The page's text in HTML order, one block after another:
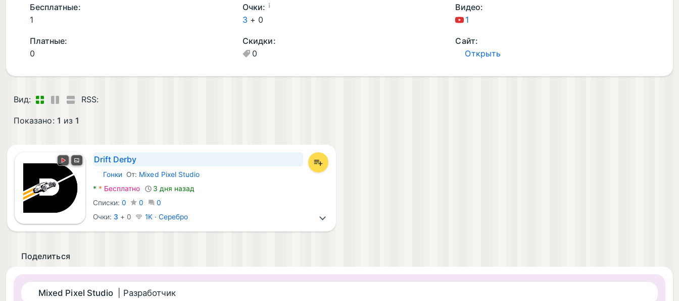
oi
d
г
р
(1
Бесплатные:
1
Очки: ¡
3 + 0
Видео:
1
Платные:
0
Скидки:
0
Сайт:
Открыть
Вид: RSS:
Показано: 1 из 1
Drift Derby
Android Игры:
ГонкиОт: Mixed Pixel Studio
* * Бесплатно
3 дня назад
Списки:0 0
0
Очки: 3 + 0 1K · Серебро
Поделиться
Mixed Pixel Studio | Разработчик